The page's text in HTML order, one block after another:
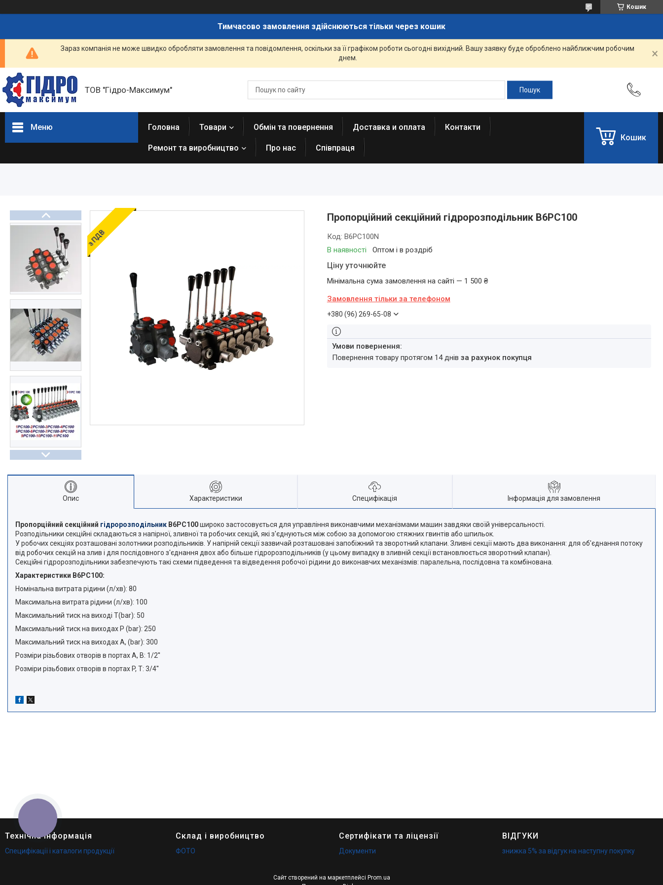
Кошик
Тимчасово замовлення здійснюються тільки через кошик
Зараз компанія не може швидко обробляти замовлення та повідомлення, оскільки за її графіком роботи сьогодні вихідний. Вашу заявку буде оброблено найближчим робочим
днем.
ТОВ "Гідро-Максимум"
Меню
ОЛИВИ ТА МАСТИЛА
ДІАГНОСТИЧНІ І
КОНТРОЛЬНО-
ВИМІРЮВАЛЬНІ ПРИЛАДИ
Запчастин до
сільгосптехніки
ЗАПЧАСТИНИ ДЛЯ
БУДІВЕЛЬНОЇ І
ДОРОЖНЬОГО ТЕХНІКИ
Запчастини до
навантажувачів
Головна Товари Обмін та повернення Доставка и оплата Контакти
Ремонт та виробництво Про нас Співпраця
Кошик
з ПДВ
Пропорційний секційний гідророзподільник B6PC100
В наявності Оптом і в роздріб
Код: B6PC100N
Ціну уточнюйте
Мінімальна сума замовлення на сайті — 1 500 ₴
Замовлення тільки за телефоном
+380 (96) 269-65-08
повернення товару протягом 14 днів за рахунок покупця
Опис Характеристики Специфікація Інформація для замовлення
Пропорційний секційний гідророзподільник B6PC100широко застосовується для управління виконавчими механізмами машин завдяки своїй універсальності.
Розподільники секційні складаються з напірної, зливної та робочих секцій, які з'єднуються між собою за допомогою стяжних гвинтів або шпильок.
У робочих секціях розташовані золотники розподільників. У напірній секції зазвичай розташовані запобіжний та зворотний клапани. Зливні секції мають два виконання: для об'єднання потоку
від робочих секцій на злив і для послідовного з'єднання двох або більше гідророзподільників (у цьому випадку в зливній секції встановлюється зворотний клапан).
Секційні гідророзподільники забезпечують такі схеми підведення та відведення робочої рідини до виконавчих механізмів: паралельна, послідовна та комбінована.
Характеристики B6PC100:
Номінальна витрата рідини (л/хв): 80
Максимальна витрата рідини (л/хв): 100
Максимальний тиск на виході Т(bar): 50
Максимальний тиск на виходах Р (bar): 250
Максимальний тиск на виходах А, (bar): 300
Розміри різьбових отворів в портах А, В: 1/2''
Розміри різьбових отворів в портах P, Т: 3/4''
Технічна інформація
Специфікації і каталоги продукції
Склад і виробництво
ФОТО
Сертифікати та ліцензії
Документи
ВІДГУКИ
знижка 5% за відгук на наступну покупку
Сайт створений на маркетплейсі Prom.ua